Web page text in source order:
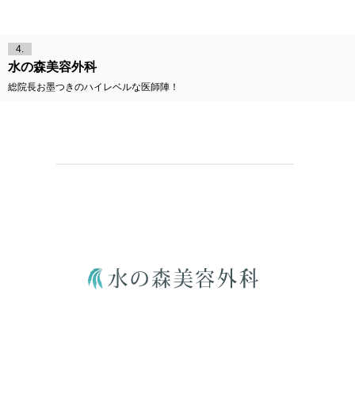
4.
水の森美容外科
総院長お墨つきのハイレベルな医師陣！